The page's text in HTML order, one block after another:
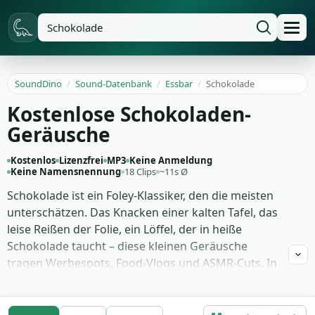
SoundDino / Sound-Datenbank / Essbar / Schokolade
Kostenlose Schokoladen-
Geräusche
Kostenlos Lizenzfrei MP3 Keine Anmeldung
Keine Namensnennung 18 Clips ~11s Ø
Schokolade ist ein Foley-Klassiker, den die meisten
unterschätzen. Das Knacken einer kalten Tafel, das
leise Reißen der Folie, ein Löffel, der in heiße
Schokolade taucht – diese kleinen Geräusche
tragen Werbespots, Food-Vlogs und ASMR-Cuts. In
oder in einer Konditorei-Doku entscheidet der